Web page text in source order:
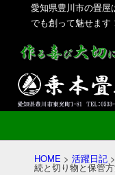
愛知県豊川市の畳屋
でも創って魅せます
HOME > 活躍日記>
続と切り物と保管